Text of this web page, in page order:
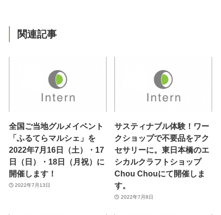
関連記事
全国ご当地グルメイベント
「ふるてらマルシェ」を
2022年7月16日（土）・17
日（日）・18日（月祝）に
開催します！
2022年7月13日
サスティナブル体験！ワー
クショップで不要品をアク
セサリーに。東日本橋のエ
シカルクラフトショップ
Chou Chouにて開催しま
す。
2022年7月8日